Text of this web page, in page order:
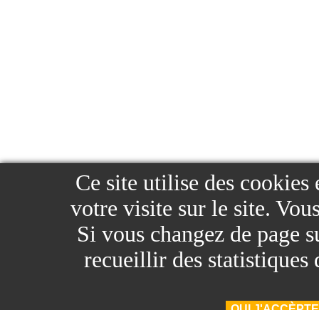
Ce site utilise des
votre visite sur le site.
Si vous changez de page
recueillir des statistiques